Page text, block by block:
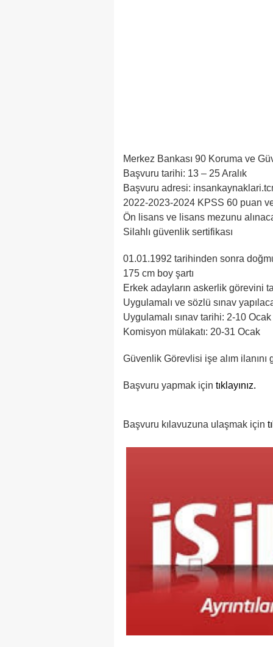
Merkez Bankası 90 Koruma ve
Başvuru tarihi: 13 – 25 Aralık
Başvuru adresi:
2022-2023-2024 KPSS 60 puan
Ön lisans ve lisans mezunu
Silahlı güvenlik sertifikası
01.01.1992 tarihinden sonra
175 cm boy şartı
Erkek adayların askerlik görevini
Uygulamalı ve sözlü sınav
Uygulamalı sınav tarihi: 2-10 Ocak
Komisyon mülakatı: 20-31 Ocak
Güvenlik Görevlisi işe alım ilanını
Başvuru yapmak için tıklayınız.
Başvuru kılavuzuna ulaşmak için